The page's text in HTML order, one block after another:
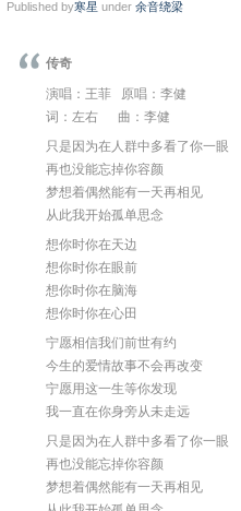
Published by寒星 under 余音绕梁
传奇
演唱：王菲 原唱：李健
词：左右 曲：李健
只是因为在人群中多看了你一眼
再也没能忘掉你容颜
梦想着偶然能有一天再相见
从此我开始孤单思念
想你时你在天边
想你时你在眼前
想你时你在脑海
想你时你在心田
宁愿相信我们前世有约
今生的爱情故事不会再改变
宁愿用这一生等你发现
我一直在你身旁从未走远
只是因为在人群中多看了你一眼
再也没能忘掉你容颜
梦想着偶然能有一天再相见